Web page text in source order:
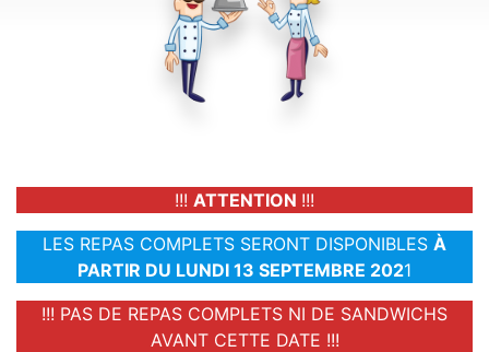
!!! ATTENTION !!!
LES REPAS COMPLETS SERONT DISPONIBLES À
PARTIR DU LUNDI 13 SEPTEMBRE 2021
!!! PAS DE REPAS COMPLETS NI DE SANDWICHS
AVANT CETTE DATE !!!